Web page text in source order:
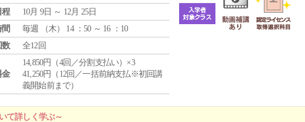
程
10月 9日 ～ 12月 25日
間
毎週 （木） 14 ：50 ～ 16 ：10
数
全12回
金
14,850円（4回／分割支払い）×3
41,250円（12回／一括前納支払※初回講
義開始前まで）
て詳しく学ぶ～